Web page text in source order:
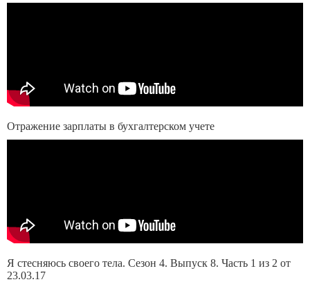
Отражение зарплаты в бухгалтерском учете
Я стесняюсь своего тела. Сезон 4. Выпуск 8. Часть 1 из 2 от
23.03.17